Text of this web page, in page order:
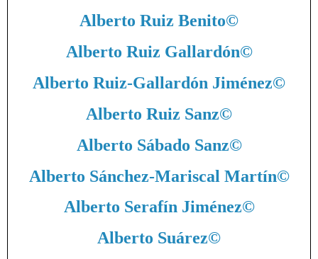
Alberto Ruiz Benito©
Alberto Ruiz Gallardón©
Alberto Ruiz-Gallardón Jiménez©
Alberto Ruiz Sanz©
Alberto Sábado Sanz©
Alberto Sánchez-Mariscal Martín©
Alberto Serafín Jiménez©
Alberto Suárez©